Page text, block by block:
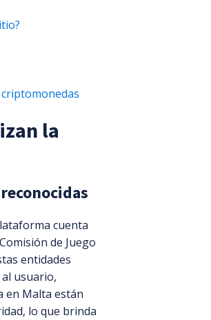
la
cuenta
de Juego
entidades
usuario,
en Malta están
lo que brinda